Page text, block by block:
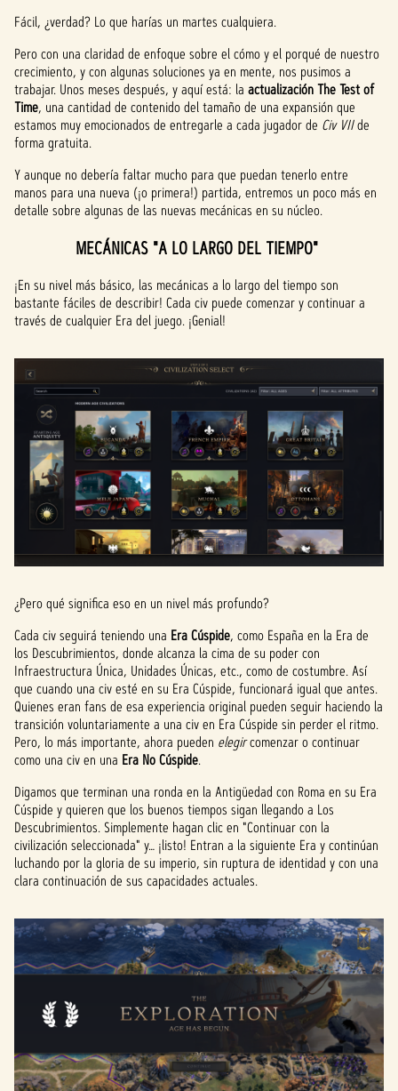
Fácil, ¿verdad? Lo que harías un martes cualquiera.
Pero con una claridad de enfoque sobre el cómo y el porqué de nuestro
crecimiento, y con algunas soluciones ya en mente, nos pusimos a
trabajar. Unos meses después, y aquí está: la actualización The Test of
Time, una cantidad de contenido del tamaño de una expansión que
estamos muy emocionados de entregarle a cada jugador de Civ VIIde
forma gratuita.
Y aunque no debería faltar mucho para que puedan tenerlo entre
manos para una nueva (¡o primera!) partida, entremos un poco más en
detalle sobre algunas de las nuevas mecánicas en su núcleo.
MECÁNICAS "A LO LARGO DEL TIEMPO"
¡En su nivel más básico, las mecánicas a lo largo del tiempo son
bastante fáciles de describir! Cada civ puede comenzar y continuar a
través de cualquier Era del juego. ¡Genial!
¿Pero qué significa eso en un nivel más profundo?
Cada civ seguirá teniendo una Era Cúspide, como España en la Era de
los Descubrimientos, donde alcanza la cima de su poder con
Infraestructura Única, Unidades Únicas, etc., como de costumbre. Así
que cuando una civ esté en su Era Cúspide, funcionará igual que antes.
Quienes eran fans de esa experiencia original pueden seguir haciendo la
transición voluntariamente a una civ en Era Cúspide sin perder el ritmo.
Pero, lo más importante, ahora pueden elegircomenzar o continuar
como una civ en una Era No Cúspide.
Digamos que terminan una ronda en la Antigüedad con Roma en su Era
Cúspide y quieren que los buenos tiempos sigan llegando a Los
Descubrimientos. Simplemente hagan clic en "Continuar con la
civilización seleccionada" y… ¡listo! Entran a la siguiente Era y continúan
luchando por la gloria de su imperio, sin ruptura de identidad y con una
clara continuación de sus capacidades actuales.